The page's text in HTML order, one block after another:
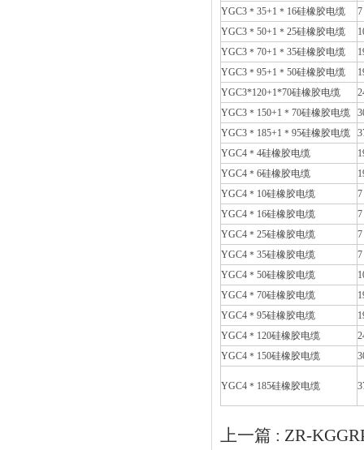
YGC3＊35+1＊16硅橡胶电缆
YGC3＊50+1＊25硅橡胶电缆
YGC3＊70+1＊35硅橡胶电缆
YGC3＊95+1＊50硅橡胶电缆
YGC3*120+1*70硅橡胶电缆
YGC3＊150+1＊70硅橡胶电缆
YGC3＊185+1＊95硅橡胶电缆
YGC4＊4硅橡胶电缆
YGC4＊6硅橡胶电缆
YGC4＊10硅橡胶电缆
YGC4＊16硅橡胶电缆
YGC4＊25硅橡胶电缆
YGC4＊35硅橡胶电缆
YGC4＊50硅橡胶电缆
YGC4＊70硅橡胶电缆
YGC4＊95硅橡胶电缆
YGC4＊120硅橡胶电缆
YGC4＊150硅橡胶电缆
YGC4＊185硅橡胶电缆
上一篇 : ZR-